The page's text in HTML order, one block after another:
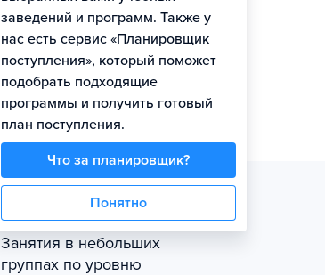
заведений и программ. Также у
нас есть сервис «Планировщик
поступления», который поможет
подобрать подходящие
программы и получить готовый
план поступления.
Что за планировщик?
Понятно
Занятия в небольших
группах по уровню